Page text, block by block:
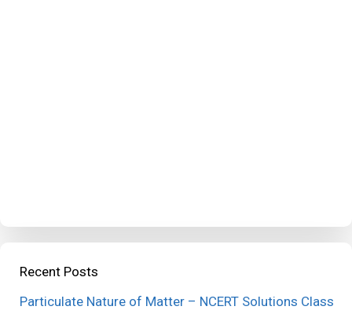
Recent Posts
Particulate Nature of Matter – NCERT Solutions Class